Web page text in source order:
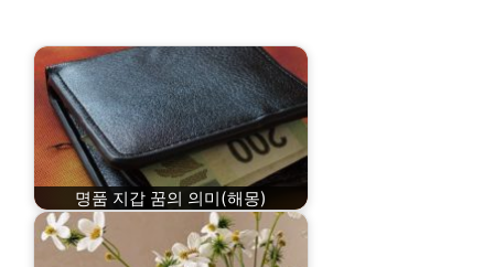
명품 지갑 꿈의 의미(해몽)